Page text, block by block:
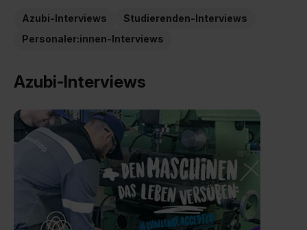
Azubi-Interviews
Studierenden-Interviews
Personaler:innen-Interviews
Azubi-Interviews